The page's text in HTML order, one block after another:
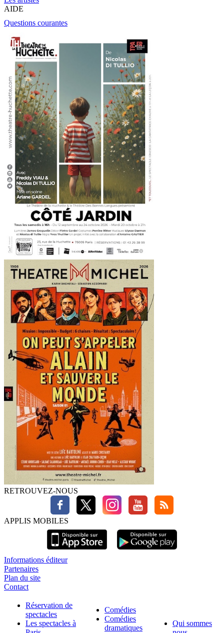
AIDE
Questions courantes
RETROUVEZ-NOUS
APPLIS MOBILES
Informations éditeur
Partenaires
Plan du site
Contact
Réservation de
spectacles
Les spectacles à
Comédies
Comédies
dramatiques
Qui sommes